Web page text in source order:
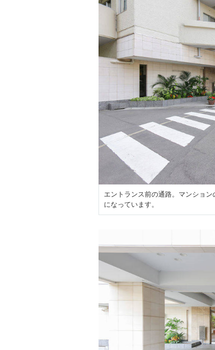
エントランス前の通路。マンショ
になっています。